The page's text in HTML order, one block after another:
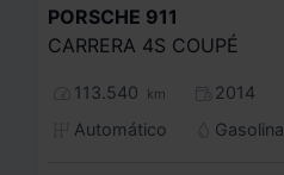
PORSCHE 911
CARRERA 4S COUPÉ
113.540 km
2014
Automático
Gasolina